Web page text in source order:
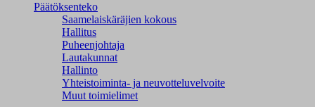
Päätöksenteko
Saamelaiskäräjien kokous
Hallitus
Puheenjohtaja
Lautakunnat
Hallinto
Yhteistoiminta- ja neuvotteluvelvoite
Muut toimielimet